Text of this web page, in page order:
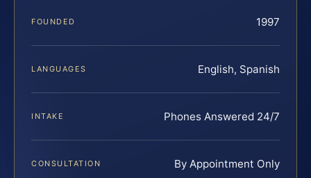
FOUNDED 1997
LANGUAGES English, Spanish
INTAKE Phones Answered 24/7
CONSULTATION By Appointment Only